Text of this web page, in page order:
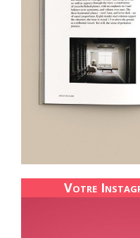
Votre